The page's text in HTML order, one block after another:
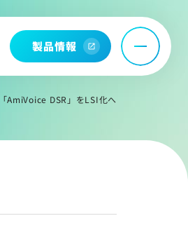
製品情報 open_in_new
AmiVoice DSR」をLSI化へ